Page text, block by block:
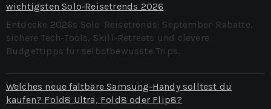
wichtigsten Solo‑Reisetrends 2026
Entdecke 2026s Solo-Reisetrends: September-Rabatte,
sichere Tech-Tools, Skill-Retreats und clevere
Budgettipps für selbstbewusste Trips.
Welches neue faltbare Samsung‑Handy solltest du
kaufen? Fold8 Ultra, Fold8 oder Flip8?